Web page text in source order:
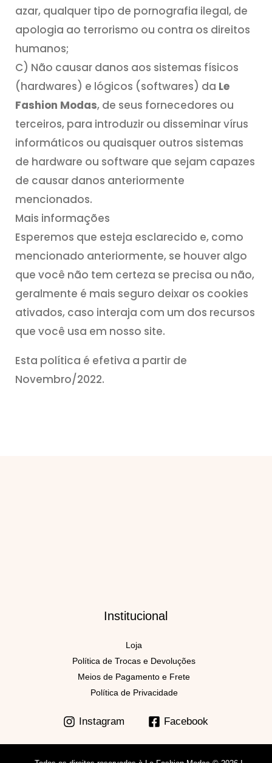
azar, qualquer tipo de pornografia ilegal, de
apologia ao terrorismo ou contra os direitos
humanos;
C) Não causar danos aos sistemas físicos
(hardwares) e lógicos (softwares) da Le
Fashion Modas, de seus fornecedores ou
terceiros, para introduzir ou disseminar vírus
informáticos ou quaisquer outros sistemas
de hardware ou software que sejam capazes
de causar danos anteriormente
mencionados.
Mais informações
Esperemos que esteja esclarecido e, como
mencionado anteriormente, se houver algo
que você não tem certeza se precisa ou não,
geralmente é mais seguro deixar os cookies
ativados, caso interaja com um dos recursos
que você usa em nosso site.
Esta política é efetiva a partir de
Novembro/2022.
Institucional
Instagram Facebook